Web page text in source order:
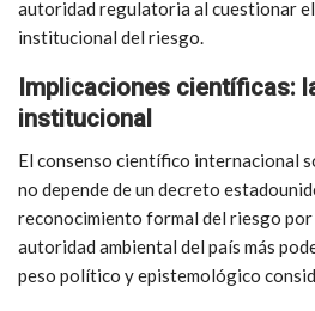
autoridad regulatoria al cuestionar
institucional del riesgo.
Implicaciones científicas:
institucional
El consenso científico internacional
no depende de un decreto
reconocimiento formal del riesgo
autoridad ambiental del país más
peso político y epistemológico